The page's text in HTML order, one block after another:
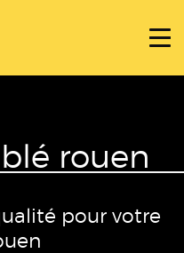
rouen
pour votre